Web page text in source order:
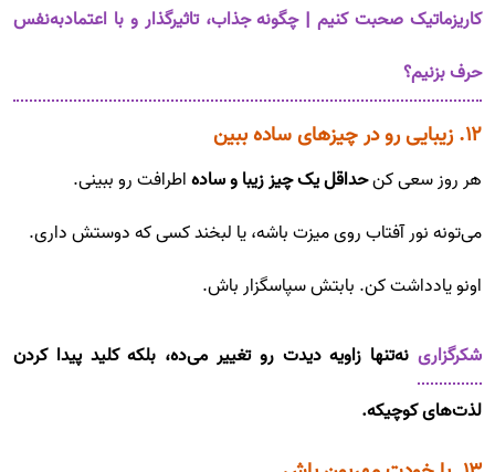
کاریزماتیک صحبت کنیم | چگونه جذاب، تاثیرگذار و با اعتمادبه‌نفس
حرف بزنیم؟
۱۲. زیبایی رو در چیزهای ساده ببین
هر روز سعی کنحداقل یک چیز زیبا و سادهاطرافت رو ببینی.
می‌تونه نور آفتاب روی میزت باشه، یا لبخند کسی که دوستش داری.
اونو یادداشت کن. بابتش سپاسگزار باش.
شکرگزاری نه‌تنها زاویه دیدت رو تغییر می‌ده، بلکه کلید پیدا کردن
لذت‌های کوچیکه.